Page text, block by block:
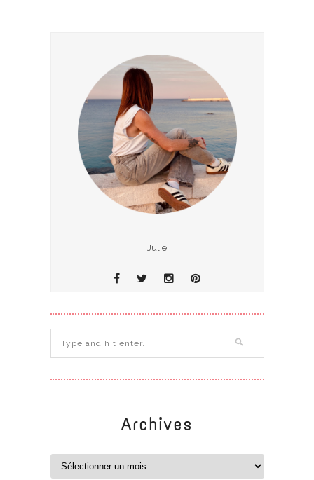
Julie
Archives